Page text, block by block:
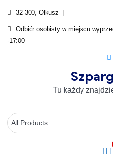
32-300, Olkusz
Odbiór osobisty w miejscu
-17:00
Tu każdy